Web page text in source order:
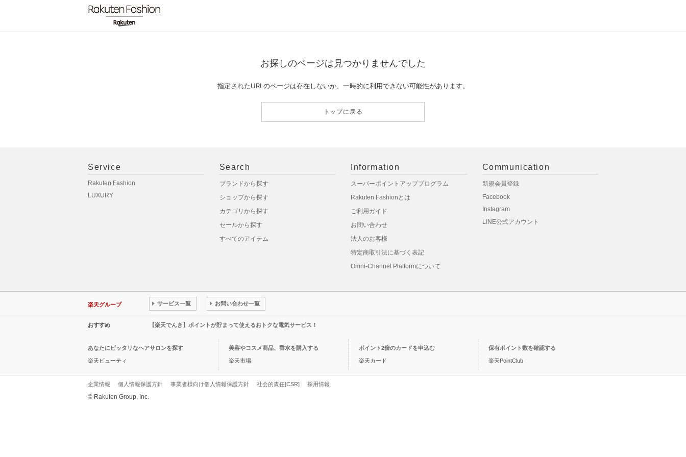
お探しのページは見つかりませんでした
指定されたURLのページは存在しないか、一時的に利用できない可能性があります。
トップに戻る
Service
Rakuten Fashion
LUXURY
Search
ブランドから探す
ショップから探す
カテゴリから探す
セールから探す
すべてのアイテム
Information
スーパーポイントアッププログラム
Rakuten Fashionとは
ご利用ガイド
お問い合わせ
法人のお客様
特定商取引法に基づく表記
Omni-Channel Platformについて
Communication
新規会員登録
Facebook
Instagram
LINE公式アカウント
楽天グループ サービス一覧 お問い合わせ一覧
おすすめ 【楽天でんき】ポイントが貯まって使えるおトクな電気サービス！
あなたにピッタリなヘアサロンを探す
楽天ビューティ
美容やコスメ商品、香水を購入する
楽天市場
ポイント2倍のカードを申込む
楽天カード
保有ポイント数を確認する
楽天PointClub
企業情報 個人情報保護方針 事業者様向け個人情報保護方針 社会的責任[CSR] 採用情報
© Rakuten Group, Inc.